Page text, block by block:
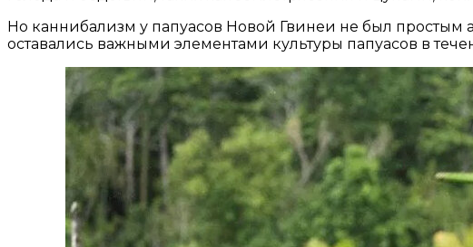
Но каннибализм у папуасов Новой Гвинеи не был
оставались важными элементами культуры папуасов в